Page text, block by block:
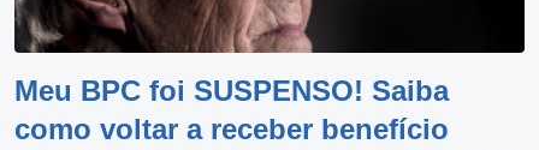
Meu BPC foi SUSPENSO! Saiba
como voltar a receber benefício